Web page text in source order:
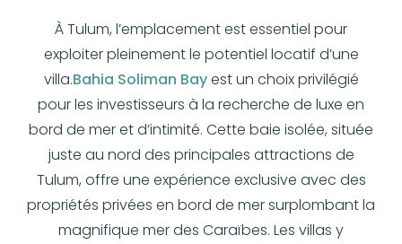
À Tulum, l’emplacement est essentiel pour
exploiter pleinement le potentiel locatif d’une
villa.Bahia Soliman Bayest un choix privilégié
pour les investisseurs à la recherche de luxe en
bord de mer et d’intimité. Cette baie isolée, située
juste au nord des principales attractions de
Tulum, offre une expérience exclusive avec des
propriétés privées en bord de mer surplombant la
magnifique mer des Caraïbes. Les villas y